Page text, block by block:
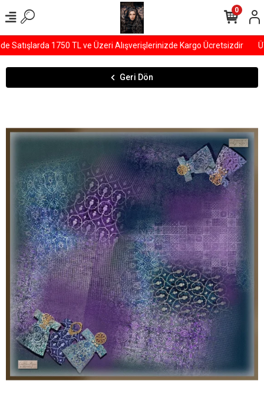
1750 TL ve Üzeri Alışverişlerinizde Kargo Ücretsizdir
0
Geri Dön